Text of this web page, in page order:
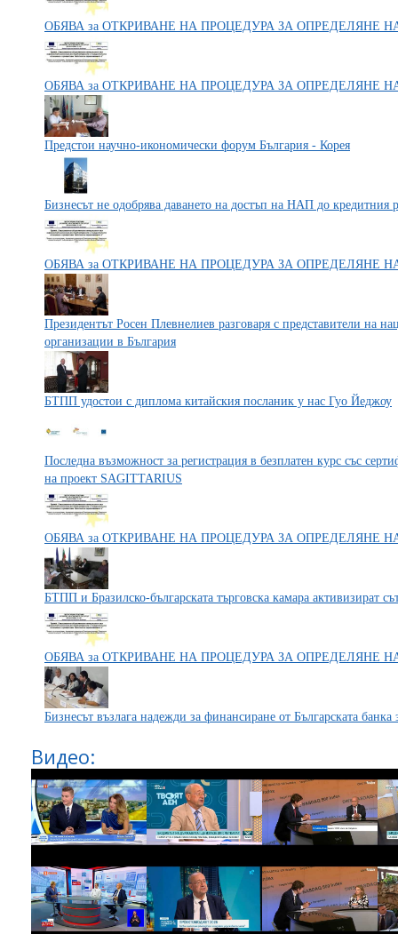
ОБЯВА за ОТКРИВАНЕ НА ПРОЦЕДУРА ЗА ОПРЕДЕЛЯНЕ
ОБЯВА за ОТКРИВАНЕ НА ПРОЦЕДУРА ЗА ОПРЕДЕЛЯНЕ
Предстои научно-икономически форум България - Корея
Бизнесът не одобрява даването на достъп на НАП до кредитния
ОБЯВА за ОТКРИВАНЕ НА ПРОЦЕДУРА ЗА ОПРЕДЕЛЯНЕ
Президентът Росен Плевнелиев разговаря с представители на
организации в България
БТПП удостои с диплома китайския посланик у нас Гуо Йеджоу
Последна възможност за регистрация в безплатен курс със
на проект SAGITTARIUS
ОБЯВА за ОТКРИВАНЕ НА ПРОЦЕДУРА ЗА ОПРЕДЕЛЯНЕ
БТПП и Бразилско-българската търговска камара активизират
ОБЯВА за ОТКРИВАНЕ НА ПРОЦЕДУРА ЗА ОПРЕДЕЛЯНЕ
Бизнесът възлага надежди за финансиране от Българската банка
Видео: